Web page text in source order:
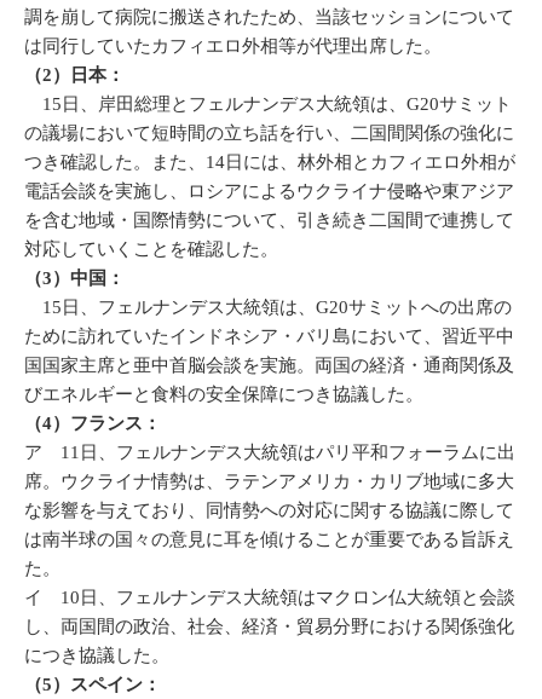
調を崩して病院に搬送されたため、当該セッションについて
は同行していたカフィエロ外相等が代理出席した。
（2）日本：
15日、岸田総理とフェルナンデス大統領は、G20サミット
の議場において短時間の立ち話を行い、二国間関係の強化に
つき確認した。また、14日には、林外相とカフィエロ外相が
電話会談を実施し、ロシアによるウクライナ侵略や東アジア
を含む地域・国際情勢について、引き続き二国間で連携して
対応していくことを確認した。
（3）中国：
15日、フェルナンデス大統領は、G20サミットへの出席の
ために訪れていたインドネシア・バリ島において、習近平中
国国家主席と亜中首脳会談を実施。両国の経済・通商関係及
びエネルギーと食料の安全保障につき協議した。
（4）フランス：
ア 11日、フェルナンデス大統領はパリ平和フォーラムに出
席。ウクライナ情勢は、ラテンアメリカ・カリブ地域に多大
な影響を与えており、同情勢への対応に関する協議に際して
は南半球の国々の意見に耳を傾けることが重要である旨訴え
た。
イ 10日、フェルナンデス大統領はマクロン仏大統領と会談
し、両国間の政治、社会、経済・貿易分野における関係強化
につき協議した。
（5）スペイン：